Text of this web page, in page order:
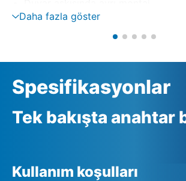
Tersleme kontaktörleri veya
Harici 24 V DC besleme (opsiyon)
Daha fazla göster
Spesifikasyonlar
Tek bakışta anahtar
Kullanım koşulları